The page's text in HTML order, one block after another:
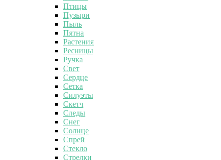
Птицы
Пузыри
Пыль
Пятна
Растения
Ресницы
Ручка
Свет
Сердце
Сетка
Силуэты
Скетч
Следы
Снег
Солнце
Спрей
Стекло
Стрелки